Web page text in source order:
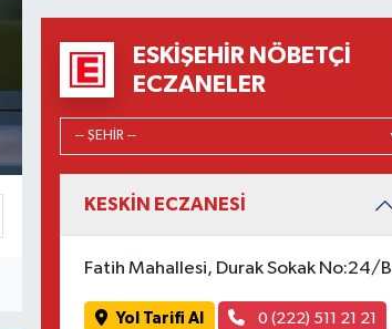
ESKIŞEHIR NÖBETÇI
ECZANELER
KESKİN ECZANESİ
Fatih Mahallesi, Durak Sokak No:24/B
Yol Tarifi Al 0 (222) 511 21 21